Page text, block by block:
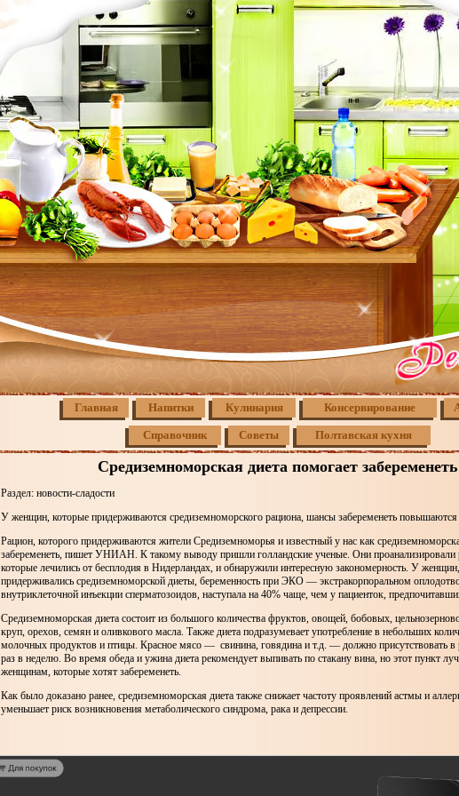
Главная Напитки Кулинария Консервирование
Справочник Советы Полтавская кухня
Средиземноморская диета помогает забеременеть
Раздел: новости-сладости
У женщин, которые придерживаются средиземноморского рациона, шансы забеременеть повышаются
Рацион, которого придерживаются жители Средиземноморья и известный у нас как
забеременеть, пишет УНИАН. К такому выводу пришли голландские ученые. Они проанализировали
которые лечились от бесплодия в Нидерландах, и обнаружили интересную закономерность. У
придерживались средиземноморской диеты, беременность при ЭКО — экстракорпоральном
внутриклеточной инъекции сперматозоидов, наступала на 40% чаще, чем у пациенток,
Средиземноморская диета состоит из большого количества фруктов, овощей, бобовых,
круп, орехов, семян и оливкового масла. Также диета подразумевает употребление в небольших
молочных продуктов и птицы. Красное мясо — свинина, говядина и т.д. — должно присутствовать в
раз в неделю. Во время обеда и ужина диета рекомендует выпивать по стакану вина, но этот пункт
женщинам, которые хотят забеременеть.
Как было доказано ранее, средиземноморская диета также снижает частоту проявлений астмы и
уменьшает риск возникновения метаболического синдрома, рака и депрессии.